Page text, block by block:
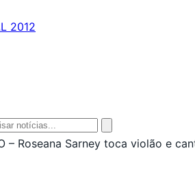
2012
– Roseana Sarney toca violão e